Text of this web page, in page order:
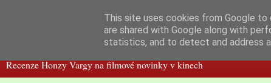
Recenze Honzy Vargy na filmové novinky v kinech
This site uses cookies from Google to
are shared with Google along with
statistics, and to detect and address